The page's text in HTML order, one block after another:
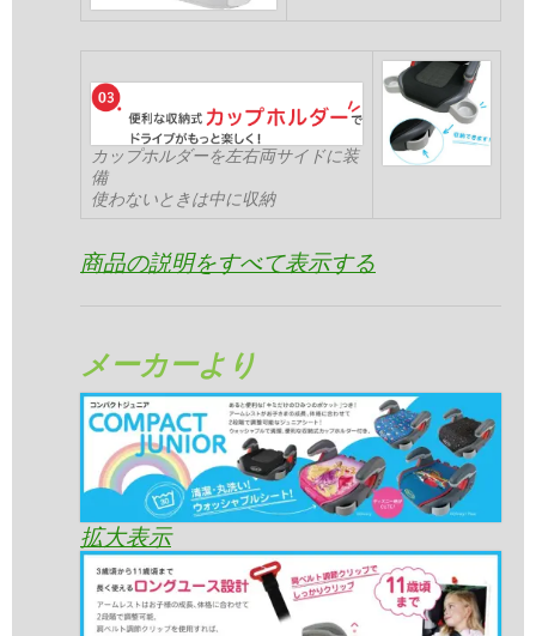
カップホルダーを左右両サイドに装
備
使わないときは中に収納
商品の説明をすべて表示する
メーカーより
拡大表示